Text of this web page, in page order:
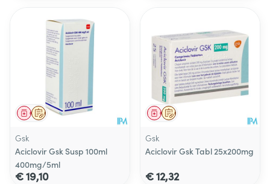
Op voorschrift
Geneesmiddel
Gsk
Aciclovir Gsk Susp 100ml
400mg/5ml
€ 19,10
Op voorschrift
Geneesmiddel
Gsk
Aciclovir Gsk Tabl 25x200mg
€ 12,32